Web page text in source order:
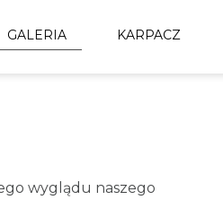
GALERIA KARPACZ
wyglądu naszego